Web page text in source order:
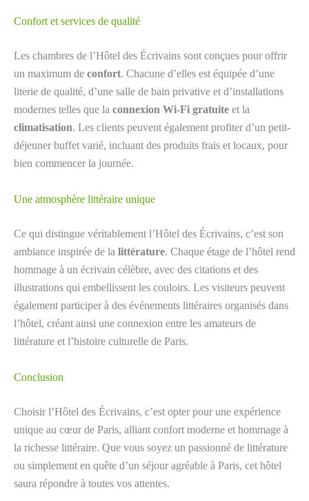
Confort et services de qualité
Les chambres de l’Hôtel des Écrivains sont conçues pour offrir
un maximum de confort. Chacune d’elles est équipée d’une
literie de qualité, d’une salle de bain privative et d’installations
modernes telles que la connexion Wi-Fi gratuite et la
climatisation. Les clients peuvent également profiter d’un petit-
déjeuner buffet varié, incluant des produits frais et locaux, pour
bien commencer la journée.
Une atmosphère littéraire unique
Ce qui distingue véritablement l’Hôtel des Écrivains, c’est son
ambiance inspirée de la littérature. Chaque étage de l’hôtel rend
hommage à un écrivain célèbre, avec des citations et des
illustrations qui embellissent les couloirs. Les visiteurs peuvent
également participer à des événements littéraires organisés dans
l’hôtel, créant ainsi une connexion entre les amateurs de
littérature et l’histoire culturelle de Paris.
Conclusion
Choisir l’Hôtel des Écrivains, c’est opter pour une expérience
unique au cœur de Paris, alliant confort moderne et hommage à
la richesse littéraire. Que vous soyez un passionné de littérature
ou simplement en quête d’un séjour agréable à Paris, cet hôtel
saura répondre à toutes vos attentes.